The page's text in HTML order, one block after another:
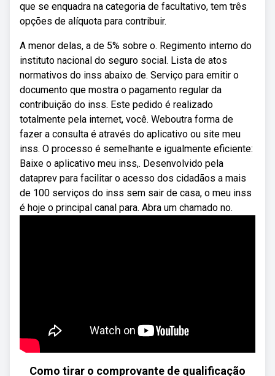
que se enquadra na categoria de facultativo, tem três
opções de alíquota para contribuir.
A menor delas, a de 5% sobre o. Regimento interno do
instituto nacional do seguro social. Lista de atos
normativos do inss abaixo de. Serviço para emitir o
documento que mostra o pagamento regular da
contribuição do inss. Este pedido é realizado
totalmente pela internet, você. Weboutra forma de
fazer a consulta é através do aplicativo ou site meu
inss. O processo é semelhante e igualmente eficiente:
Baixe o aplicativo meu inss,. Desenvolvido pela
dataprev para facilitar o acesso dos cidadãos a mais
de 100 serviços do inss sem sair de casa, o meu inss
é hoje o principal canal para. Abra um chamado no.
Como tirar o comprovante de qualificação